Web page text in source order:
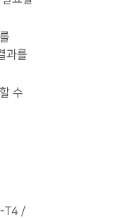
과를
수
T4 /